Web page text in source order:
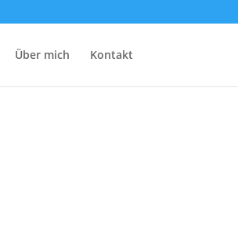
Über mich Kontakt